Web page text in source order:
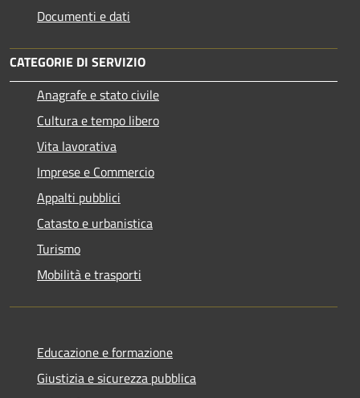
Documenti e dati
CATEGORIE DI SERVIZIO
Anagrafe e stato civile
Cultura e tempo libero
Vita lavorativa
Imprese e Commercio
Appalti pubblici
Catasto e urbanistica
Turismo
Mobilità e trasporti
Educazione e formazione
Giustizia e sicurezza pubblica